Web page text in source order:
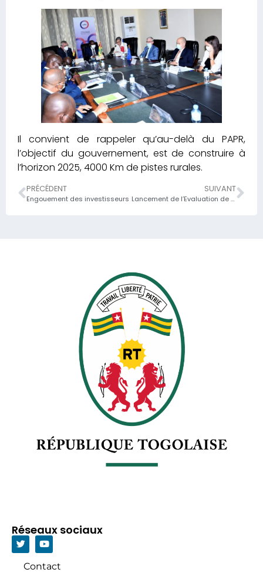
Il convient de rappeler qu’au-delà du PAPR,
l’objectif du gouvernement, est de construire à
l’horizon 2025, 4000 Km de pistes rurales.
PRÉCÉDENT
Engouement des investisseurs
SUIVANT
Lancement de l’Evaluation de la performance du système des finances publiques suivant la méthodologie PEFA
Réseaux sociaux
Contact